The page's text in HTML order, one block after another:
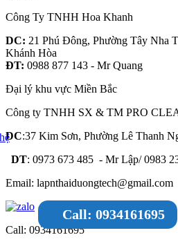
Call: 0934161695
Công Ty TNHH Hoa Khanh
DC: 21 Phú Đông, Phường Tây Nha
Khánh Hòa
ĐT: 0988 877 143 - Mr Quang
Đại lý khu vực Miền Bắc
Công ty TNHH SX & TM PRO
DC:37 Kim Sơn, Phường Lê Thanh
DT: 0973 673 485 - Mr Lập/ 0983
Email: lapnthaiduongtech@gmail.com
Call: 0934161695